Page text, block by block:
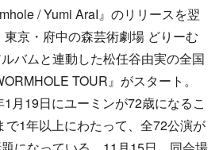
/ Yumi AraI』のリリースを翌
京・府中の森芸術劇場 どりーむ
バムと連動した松任谷由実の全国
TOUR』がスタート。
月19日にユーミンが72歳になるこ
で1年以上にわたって、全72公演が